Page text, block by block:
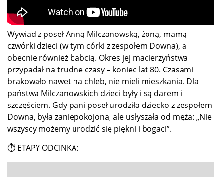
Wywiad z poseł Anną Milczanowską, żoną, mamą
czwórki dzieci (w tym córki z zespołem Downa), a
obecnie również babcią. Okres jej macierzyństwa
przypadał na trudne czasy – koniec lat 80. Czasami
brakowało nawet na chleb, nie mieli mieszkania. Dla
państwa Milczanowskich dzieci były i są darem i
szczęściem. Gdy pani poseł urodziła dziecko z zespołem
Downa, była zaniepokojona, ale usłyszała od męża: „Nie
wszyscy możemy urodzić się piękni i bogaci”.
⏱ ETAPY ODCINKA: